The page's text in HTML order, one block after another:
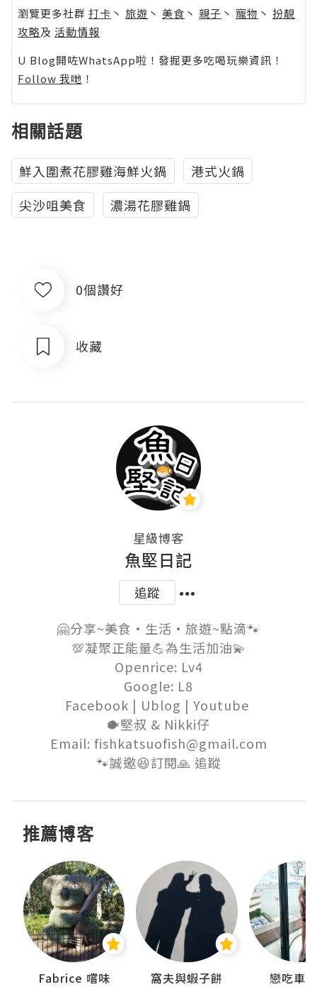
瀏覽更多社群 打卡 丶 旅遊 丶 美食 丶 親子 丶 寵物 丶 扮靚
攻略及 活動情報
U Blog開咗WhatsApp啦！發掘更多吃喝玩樂資訊！
Follow 我哋 ！
相關話題
鮮入圍煮花膠雞海鮮火鍋
港式火鍋
尖沙咀美食
濃湯花膠雞鍋
0個讚好
收藏
星級博客
魚堅日記
追蹤
🤗分享~美食•生活•旅遊~點滴🐾
💯凝聚正能量💪為生活加油💫
Openrice: Lv4
Google: L8
Facebook | Ublog | Youtube
🐡堅叔 & Nikki仔
Email: fishkatsuofish@gmail.com
🐾誠邀😆訂閱🙏 追蹤
推薦博客
Fabrice 嚐味 窩夫與蝦子餅 戀吃車